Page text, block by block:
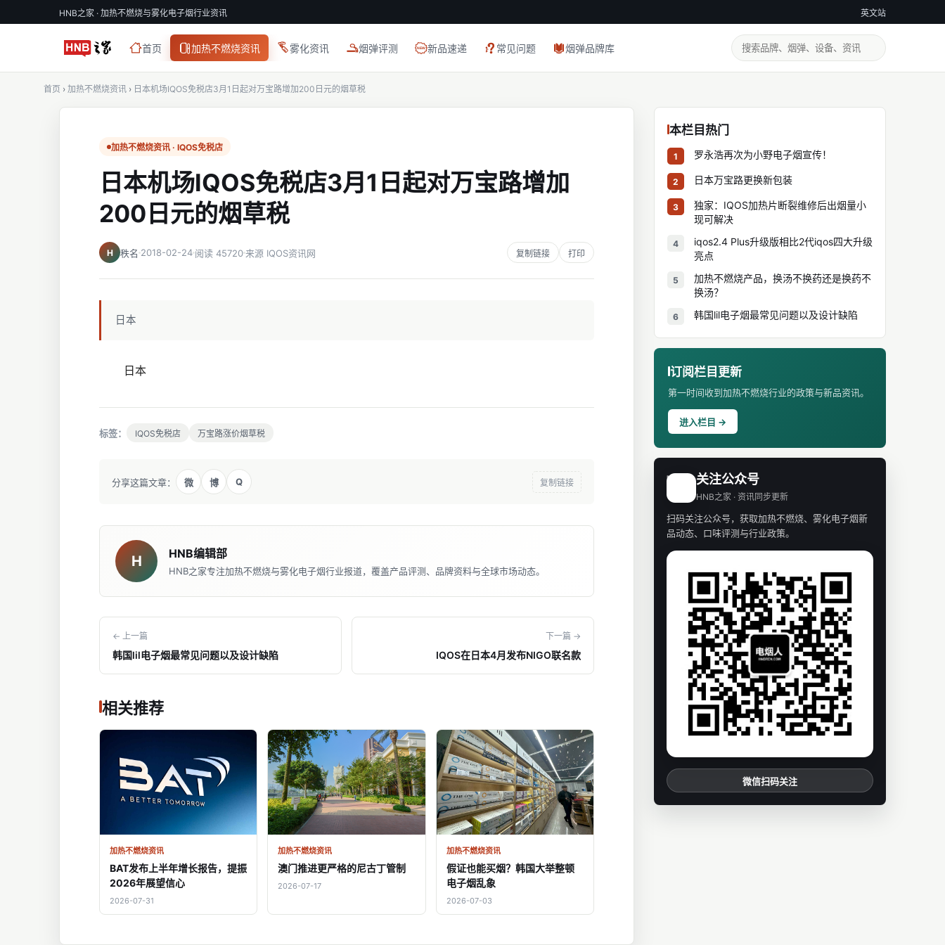
HNB之家 · 加热不燃烧与雾化电子烟行业资讯 英文站
首页 加热不燃烧资讯 雾化资讯 烟弹评测 新品速递 常见问题 烟弹品牌库
首页 › 加热不燃烧资讯 › 日本机场IQOS免税店3月1日起对万宝路增加200日元的烟草税
加热不燃烧资讯 · IQOS免税店
日本机场IQOS免税店3月1日起对万宝路增加
200日元的烟草税
H 秩名 2018-02-24 阅读 45720来源 IQOS资讯网 复制链接 打印
日本
日本
标签： IQOS免税店 万宝路涨价烟草税
分享这篇文章： 微 博 Q 复制链接
H HNB编辑部
HNB之家专注加热不燃烧与雾化电子烟行业报道，覆盖产品评测、品牌资料与全球市场动态。
← 上一篇
韩国lil电子烟最常见问题以及设计缺陷
下一篇 →
IQOS在日本4月发布NIGO联名款
相关推荐
加热不燃烧资讯
BAT发布上半年增长报告，提振
2026年展望信心
2026-07-31
加热不燃烧资讯
澳门推进更严格的尼古丁管制
2026-07-17
加热不燃烧资讯
假证也能买烟？韩国大举整顿
电子烟乱象
2026-07-03
本栏目热门
1 罗永浩再次为小野电子烟宣传！
2 日本万宝路更换新包装
3
独家：IQOS加热片断裂维修后出烟量小
现可解决
4
iqos2.4 Plus升级版相比2代iqos四大升级
亮点
5
加热不燃烧产品，换汤不换药还是换药不
换汤？
6 韩国lil电子烟最常见问题以及设计缺陷
订阅栏目更新
第一时间收到加热不燃烧行业的政策与新品资讯。
进入栏目 →
H 关注公众号
HNB之家 · 资讯同步更新
扫码关注公众号，获取加热不燃烧、雾化电子烟新
品动态、口味评测与行业政策。
微信扫码关注